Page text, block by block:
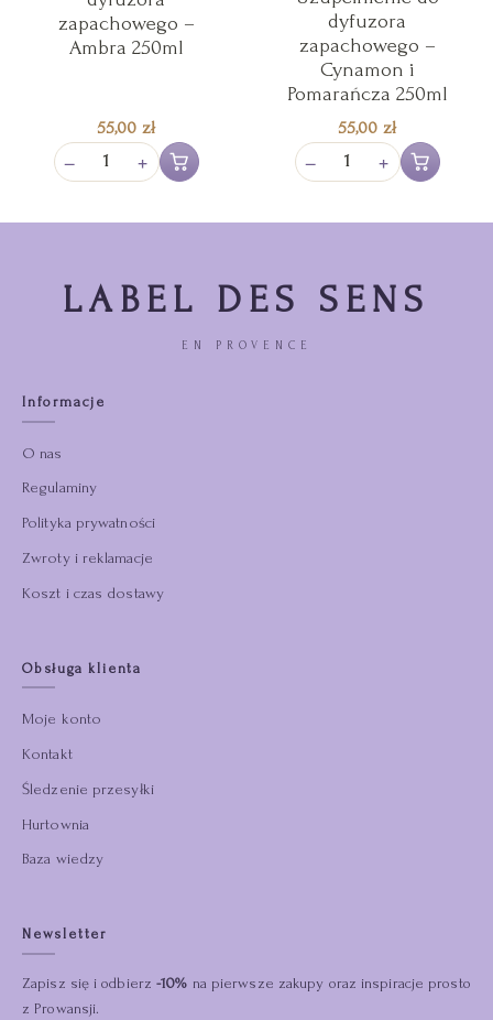
zapachowego –
Ambra 250ml
55,00 zł
− + Dodaj do koszyka
dyfuzora
zapachowego –
Cynamon i
Pomarańcza 250ml
55,00 zł
− + Dodaj do
LABEL DES SENS
EN PROVENCE
Informacje
O nas
Regulaminy
Polityka prywatności
Zwroty i reklamacje
Koszt i czas dostawy
Obsługa klienta
Moje konto
Kontakt
Śledzenie przesyłki
Hurtownia
Baza wiedzy
Newsletter
Zapisz się i odbierz-10% na pierwsze zakupy oraz inspiracje prosto
z Prowansji.